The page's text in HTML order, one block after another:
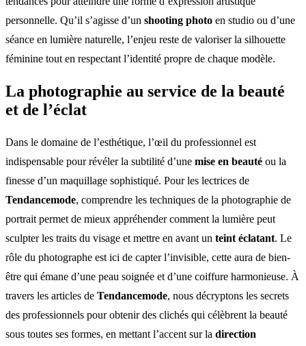
personnelle. Qu’il s’agisse d’un shooting photo en studio ou d’une
séance en lumière naturelle, l’enjeu reste de valoriser la silhouette
féminine tout en respectant l’identité propre de chaque modèle.
La photographie au service de la beauté
et de l’éclat
Dans le domaine de l’esthétique, l’œil du professionnel est
indispensable pour révéler la subtilité d’une mise en beauté ou la
finesse d’un maquillage sophistiqué. Pour les lectrices de
Tendancemode, comprendre les techniques de la photographie de
portrait permet de mieux appréhender comment la lumière peut
sculpter les traits du visage et mettre en avant un teint éclatant. Le
rôle du photographe est ici de capter l’invisible, cette aura de bien-
être qui émane d’une peau soignée et d’une coiffure harmonieuse. À
travers les articles de Tendancemode, nous décryptons les secrets
des professionnels pour obtenir des clichés qui célèbrent la beauté
sous toutes ses formes, en mettant l’accent sur la direction